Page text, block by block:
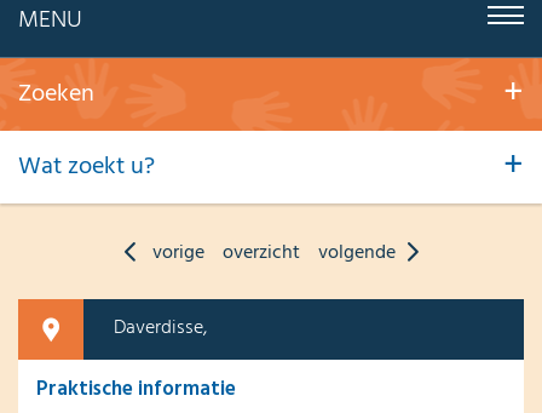
MENU
Zoeken
Wat zoekt u?
vorige overzicht volgende
Daverdisse,
Praktische informatie